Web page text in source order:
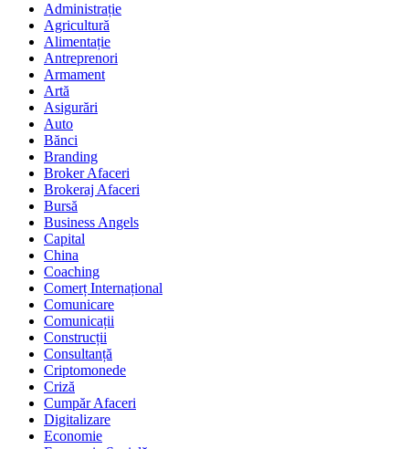
Administrație
Agricultură
Alimentație
Antreprenori
Armament
Artă
Asigurări
Auto
Bănci
Branding
Broker Afaceri
Brokeraj Afaceri
Bursă
Business Angels
Capital
China
Coaching
Comerț Internațional
Comunicare
Comunicații
Construcții
Consultanță
Criptomonede
Criză
Cumpăr Afaceri
Digitalizare
Economie